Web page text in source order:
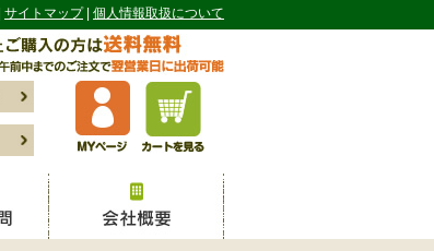
サイトマップ 個人情報取扱について